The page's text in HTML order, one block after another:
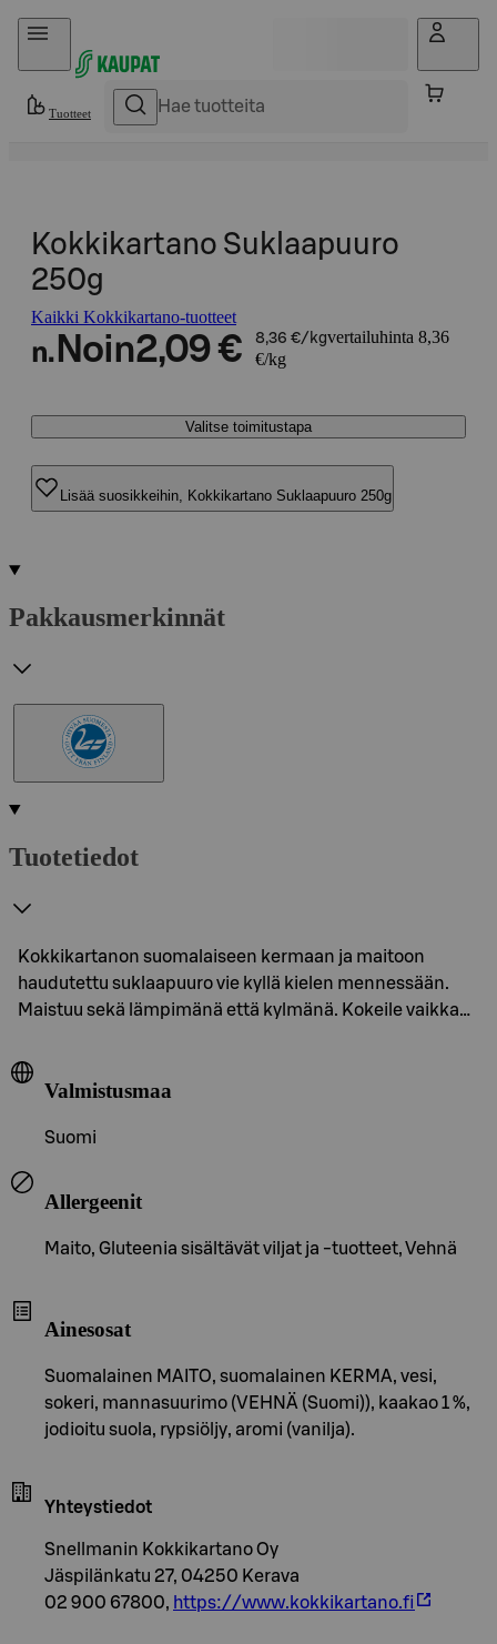
Hyppää sisältöön
Tuotteet
Kokkikartano Suklaapuuro
250g
Kaikki Kokkikartano-tuotteet
n. Noin2,09 € 8,36 €/kgvertailuhinta 8,36
€/kg
Valitse toimitustapa
Lisää suosikkeihin, Kokkikartano Suklaapuuro 250g
Pakkausmerkinnät
Tuotetiedot
Kokkikartanon suomalaiseen kermaan ja maitoon
haudutettu suklaapuuro vie kyllä kielen mennessään.
Maistuu sekä lämpimänä että kylmänä. Kokeile vaikka…
Valmistusmaa
Suomi
Allergeenit
Maito, Gluteenia sisältävät viljat ja -tuotteet, Vehnä
Ainesosat
Suomalainen MAITO, suomalainen KERMA, vesi,
sokeri, mannasuurimo (VEHNÄ (Suomi)), kaakao 1 %,
jodioitu suola, rypsiöljy, aromi (vanilja).
Yhteystiedot
Snellmanin Kokkikartano Oy
Jäspilänkatu 27, 04250 Kerava
02 900 67800, https://www.kokkikartano.fi